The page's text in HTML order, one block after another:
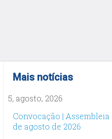
Mais notícias
5, agosto, 2026
Convocação | Assembleia
de agosto de 2026